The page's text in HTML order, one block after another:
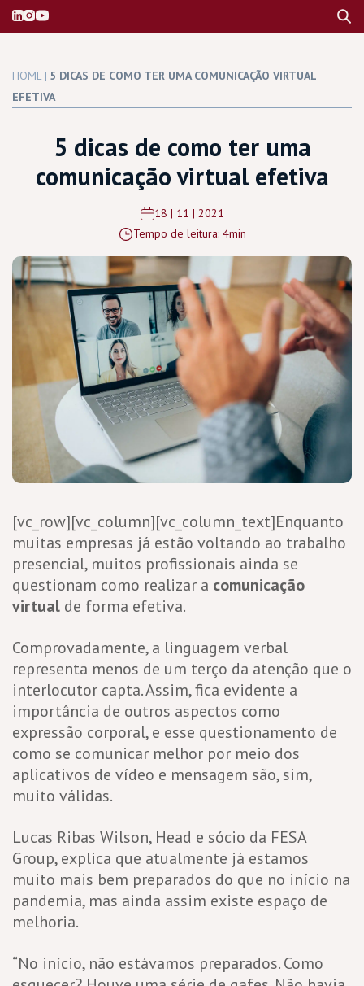
HOME | 5 DICAS DE COMO TER UMA COMUNICAÇÃO VIRTUAL
EFETIVA
5 dicas de como ter uma
comunicação virtual efetiva
18 | 11 | 2021
Tempo de leitura: 4min
[vc_row][vc_column][vc_column_text]Enquanto
muitas empresas já estão voltando ao trabalho
presencial, muitos profissionais ainda se
questionam como realizar a comunicação
virtual de forma efetiva.
Comprovadamente, a linguagem verbal
representa menos de um terço da atenção que o
interlocutor capta. Assim, fica evidente a
importância de outros aspectos como
expressão corporal, e esse questionamento de
como se comunicar melhor por meio dos
aplicativos de vídeo e mensagem são, sim,
muito válidas.
Lucas Ribas Wilson, Head e sócio da FESA
Group, explica que atualmente já estamos
muito mais bem preparados do que no início na
pandemia, mas ainda assim existe espaço de
melhoria.
“No início, não estávamos preparados. Como